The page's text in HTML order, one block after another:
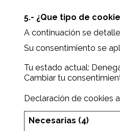
5.- ¿Que tipo de
A continuación se
Su consentimiento se
Tu estado actual:
Cambiar tu
Declaración de cookies
Necesarias (4)